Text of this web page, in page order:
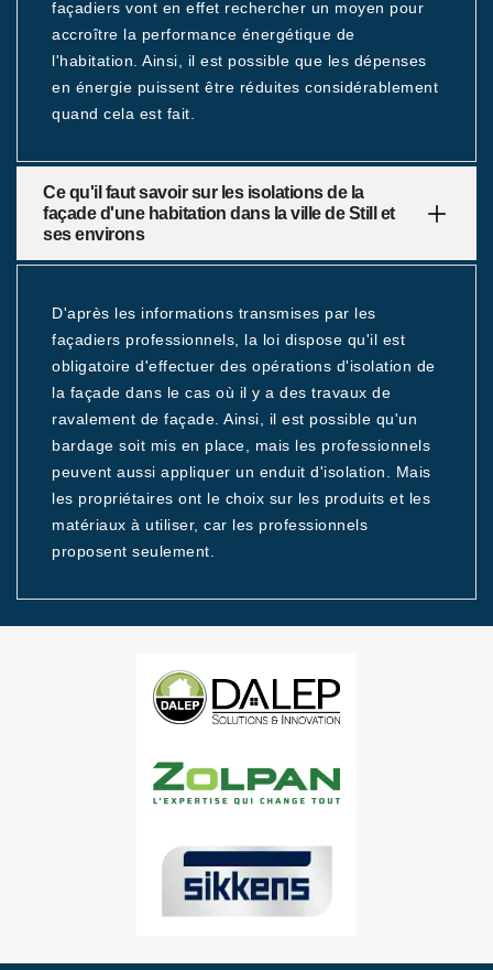
façadiers vont en effet rechercher un moyen pour
accroître la performance énergétique de
l'habitation. Ainsi, il est possible que les dépenses
en énergie puissent être réduites considérablement
quand cela est fait.
Ce qu'il faut savoir sur les isolations de la
façade d'une habitation dans la ville de Still et
ses environs
D'après les informations transmises par les
façadiers professionnels, la loi dispose qu'il est
obligatoire d'effectuer des opérations d'isolation de
la façade dans le cas où il y a des travaux de
ravalement de façade. Ainsi, il est possible qu'un
bardage soit mis en place, mais les professionnels
peuvent aussi appliquer un enduit d'isolation. Mais
les propriétaires ont le choix sur les produits et les
matériaux à utiliser, car les professionnels
proposent seulement.